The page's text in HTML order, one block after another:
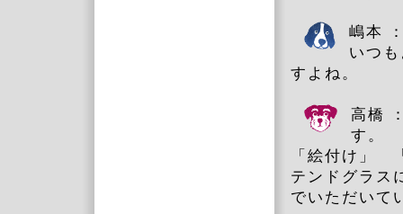
嶋本
いつ
すよね。
高橋
す。
「絵付け」
テンドグラス
でいただいて